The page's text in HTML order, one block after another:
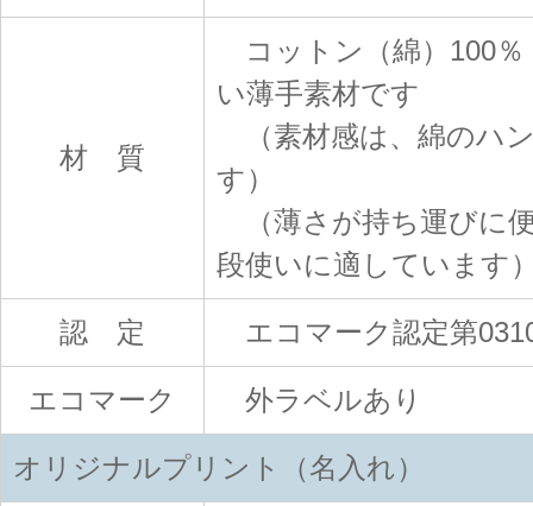
材 質
コットン（綿）100
い薄手素材です
（素材感は、綿のハ
す）
（薄さが持ち運びに
段使いに適しています
認 定 エコマーク認定第
エコマーク 外ラベルあり
オリジナルプリント（名入れ）